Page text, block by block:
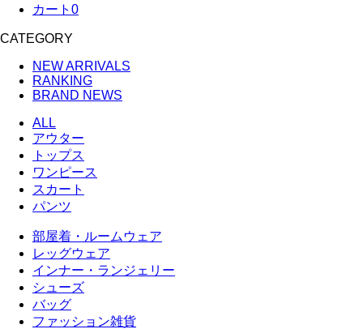
カート 0
CATEGORY
NEW ARRIVALS
RANKING
BRAND NEWS
ALL
アウター
トップス
ワンピース
スカート
パンツ
部屋着・ルームウェア
レッグウェア
インナー・ランジェリー
シューズ
バッグ
ファッション雑貨